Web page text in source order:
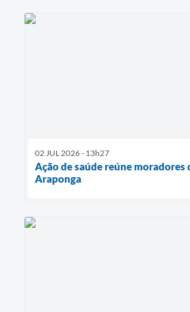
02 JUL 2026 - 13h27
Ação de saúde reúne moradores
Araponga